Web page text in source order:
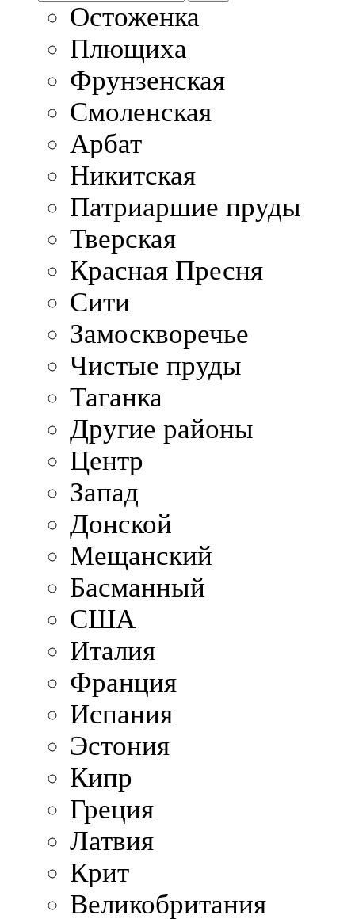
Остоженка
Плющиха
Фрунзенская
Смоленская
Арбат
Никитская
Патриаршие пруды
Тверская
Красная Пресня
Сити
Замоскворечье
Чистые пруды
Таганка
Другие районы
Центр
Запад
Донской
Мещанский
Басманный
США
Италия
Франция
Испания
Эстония
Кипр
Греция
Латвия
Крит
Великобритания